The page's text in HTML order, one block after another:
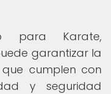
para Karate,
garantizar la
cumplen con
y seguridad